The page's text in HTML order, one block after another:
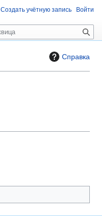
Справка
Создать учётную запись Войти